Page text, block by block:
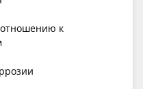
отношению к